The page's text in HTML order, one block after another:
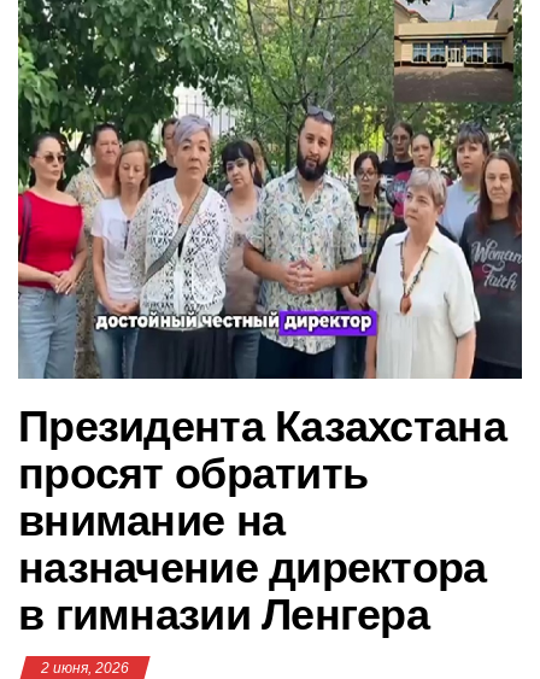
в
и
г
ц
и
ю
Президента Казахстана
просят обратить
внимание на
назначение директора
в гимназии Ленгера
2 июня, 2026